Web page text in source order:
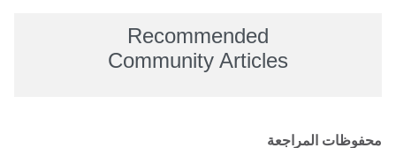
Recommended
Community Articles
محفوظات المراجعة